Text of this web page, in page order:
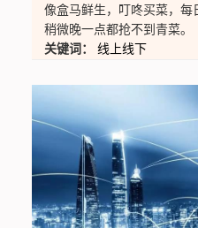
像盒马鲜生，叮咚买菜，
稍微晚一点都抢不到青菜。
关键词：
线上线下